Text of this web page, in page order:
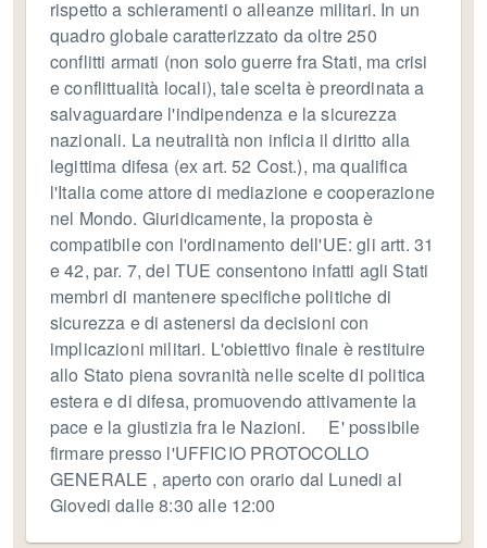
rispetto a schieramenti o alleanze militari. In un
quadro globale caratterizzato da oltre 250
conflitti armati (non solo guerre fra Stati, ma crisi
e conflittualità locali), tale scelta è preordinata a
salvaguardare l'indipendenza e la sicurezza
nazionali. La neutralità non inficia il diritto alla
legittima difesa (ex art. 52 Cost.), ma qualifica
l'Italia come attore di mediazione e cooperazione
nel Mondo. Giuridicamente, la proposta è
compatibile con l'ordinamento dell'UE: gli artt. 31
e 42, par. 7, del TUE consentono infatti agli Stati
membri di mantenere specifiche politiche di
sicurezza e di astenersi da decisioni con
implicazioni militari. L'obiettivo finale è restituire
allo Stato piena sovranità nelle scelte di politica
estera e di difesa, promuovendo attivamente la
pace e la giustizia fra le Nazioni. E' possibile
firmare presso l'UFFICIO PROTOCOLLO
GENERALE , aperto con orario dal Lunedi al
Giovedi dalle 8:30 alle 12:00